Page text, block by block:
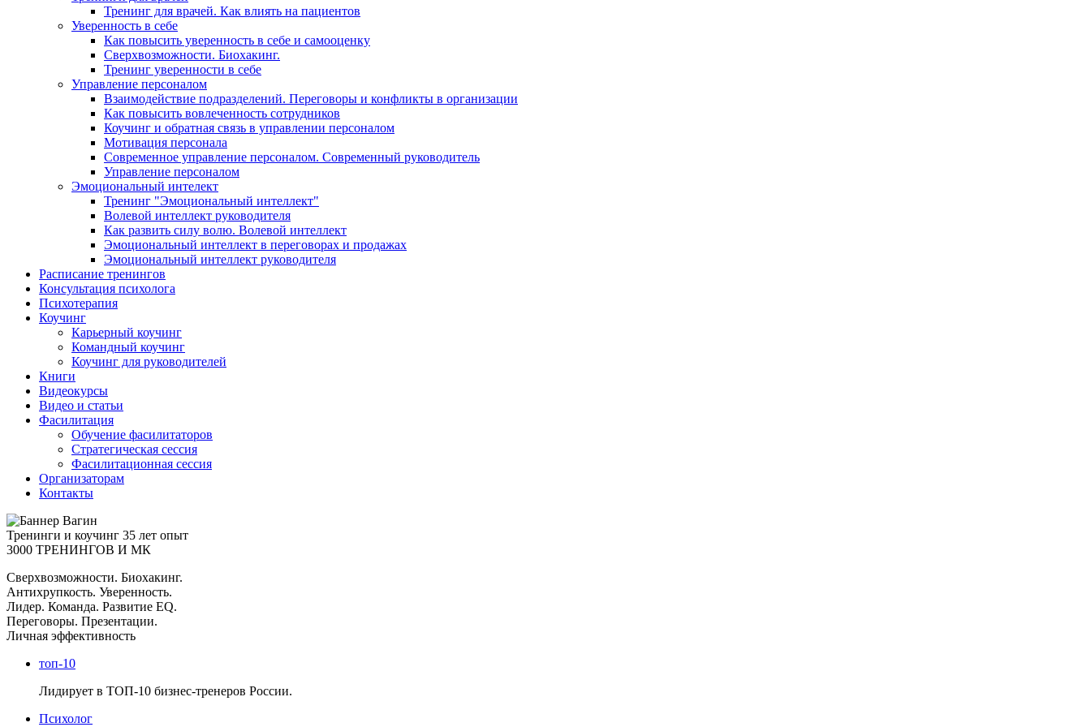
Тренинг для врачей. Как влиять на пациентов
Уверенность в себе
Как повысить уверенность в себе и самооценку
Сверхвозможности. Биохакинг.
Тренинг уверенности в себе
Управление персоналом
Взаимодействие подразделений. Переговоры и конфликты в организации
Как повысить вовлеченность сотрудников
Коучинг и обратная связь в управлении персоналом
Мотивация персонала
Современное управление персоналом. Современный руководитель
Управление персоналом
Эмоциональный интелект
Тренинг "Эмоциональный интеллект"
Волевой интеллект руководителя
Как развить силу волю. Волевой интеллект
Эмоциональный интеллект в переговорах и продажах
Эмоциональный интеллект руководителя
Расписание тренингов
Консультация психолога
Психотерапия
Коучинг
Карьерный коучинг
Командный коучинг
Коучинг для руководителей
Книги
Видеокурсы
Видео и статьи
Фасилитация
Обучение фасилитаторов
Стратегическая сессия
Фасилитационная сессия
Организаторам
Контакты
Тренинги и коучинг 35 лет опыт
3000 ТРЕНИНГОВ И МК
Сверхвозможности. Биохакинг.
Антихрупкость. Уверенность.
Лидер. Команда. Развитие EQ.
Переговоры. Презентации.
Личная эффективность
топ-10
Лидирует в ТОП-10 бизнес-тренеров России.
Психолог